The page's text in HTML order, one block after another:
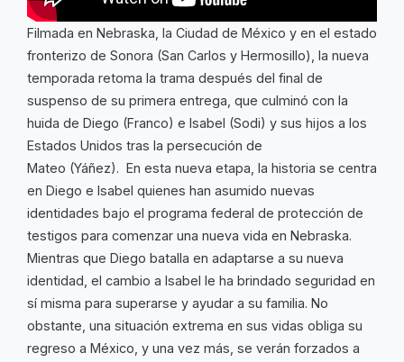
Filmada en Nebraska, la Ciudad de México y en el estado
fronterizo de Sonora (San Carlos y Hermosillo), la nueva
temporada retoma la trama después del final de
suspenso de su primera entrega, que culminó con la
huida de Diego (Franco) e Isabel (Sodi) y sus hijos a los
Estados Unidos tras la persecución de
Mateo (Yáñez). En esta nueva etapa, la historia se centra
en Diego e Isabel quienes han asumido nuevas
identidades bajo el programa federal de protección de
testigos para comenzar una nueva vida en Nebraska.
Mientras que Diego batalla en adaptarse a su nueva
identidad, el cambio a Isabel le ha brindado seguridad en
sí misma para superarse y ayudar a su familia. No
obstante, una situación extrema en sus vidas obliga su
regreso a México, y una vez más, se verán forzados a